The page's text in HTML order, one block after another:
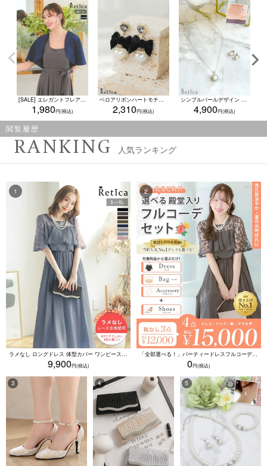
[SALE] エレガントフレアボレロ(Mサイズ/Lサイズ)
1,980
ベロアリボンハートモチーフピアス(ブラック)
2,310
シンプルパールデザイン ネックレス×ピアス アクセサリー2点set
4,900
閲覧履歴
RANKING 人気ランキング
ラメなし ロングドレス 体型カバー ワンピース 敏感肌対応 結婚式 二次会 お呼ばれ 大人 上品 (Sサイズ～5Lサイズ)
9,900
「全部選べる！」パーティードレスフルコーデセット (ドレス1点＋バッグ1点＋アクセ1点+靴1足/4点15000円(税込)/靴なしで12000円(税込))
0